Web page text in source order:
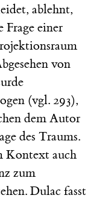
ablehnt,
einer
von
(vgl. 293),
dem Autor
des Traums.
Kontext auch
zum
Dulac fasst